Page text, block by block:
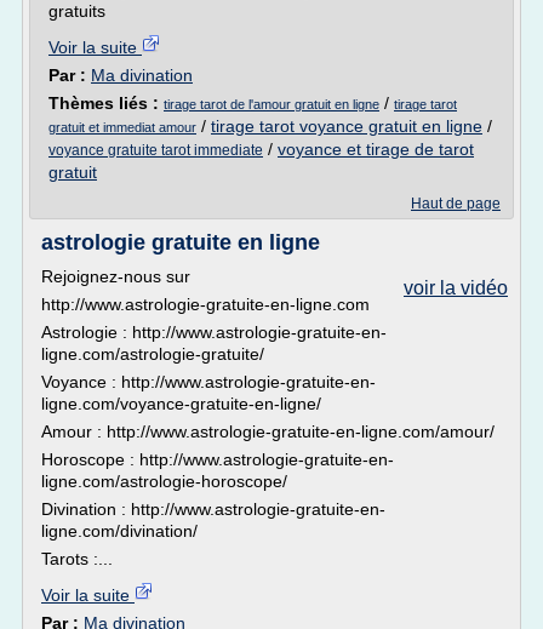
gratuits
Voir la suite
Par : Ma divination
Thèmes liés : tirage tarot de l'amour gratuit en ligne / tirage tarot
gratuit et immediat amour / tirage tarot voyance gratuit en ligne /
voyance gratuite tarot immediate / voyance et tirage de tarot
gratuit
Haut de page
astrologie gratuite en ligne
voir la vidéo
Rejoignez-nous sur
http://www.astrologie-gratuite-en-ligne.com
Astrologie : http://www.astrologie-gratuite-en-
ligne.com/astrologie-gratuite/
Voyance : http://www.astrologie-gratuite-en-
ligne.com/voyance-gratuite-en-ligne/
Amour : http://www.astrologie-gratuite-en-ligne.com/amour/
Horoscope : http://www.astrologie-gratuite-en-
ligne.com/astrologie-horoscope/
Divination : http://www.astrologie-gratuite-en-
ligne.com/divination/
Tarots :...
Voir la suite
Par : Ma divination